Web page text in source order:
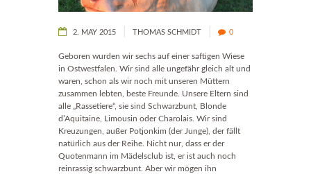
2. MAY 2015 THOMAS SCHMIDT 0
Geboren wurden wir sechs auf einer saftigen Wiese
in Ostwestfalen. Wir sind alle ungefähr gleich alt und
waren, schon als wir noch mit unseren Müttern
zusammen lebten, beste Freunde. Unsere Eltern sind
alle „Rassetiere“, sie sind Schwarzbunt, Blonde
d’Aquitaine, Limousin oder Charolais. Wir sind
Kreuzungen, außer Potjonkim (der Junge), der fällt
natürlich aus der Reihe. Nicht nur, dass er der
Quotenmann im Mädelsclub ist, er ist auch noch
reinrassig schwarzbunt. Aber wir mögen ihn